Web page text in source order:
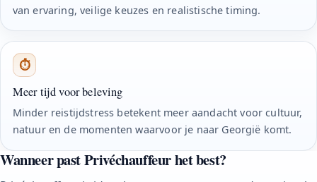
van ervaring, veilige keuzes en realistische timing.
⏱
Meer tijd voor beleving
Minder reistijdstress betekent meer aandacht voor cultuur,
natuur en de momenten waarvoor je naar Georgië komt.
Wanneer past Privéchauffeur het best?